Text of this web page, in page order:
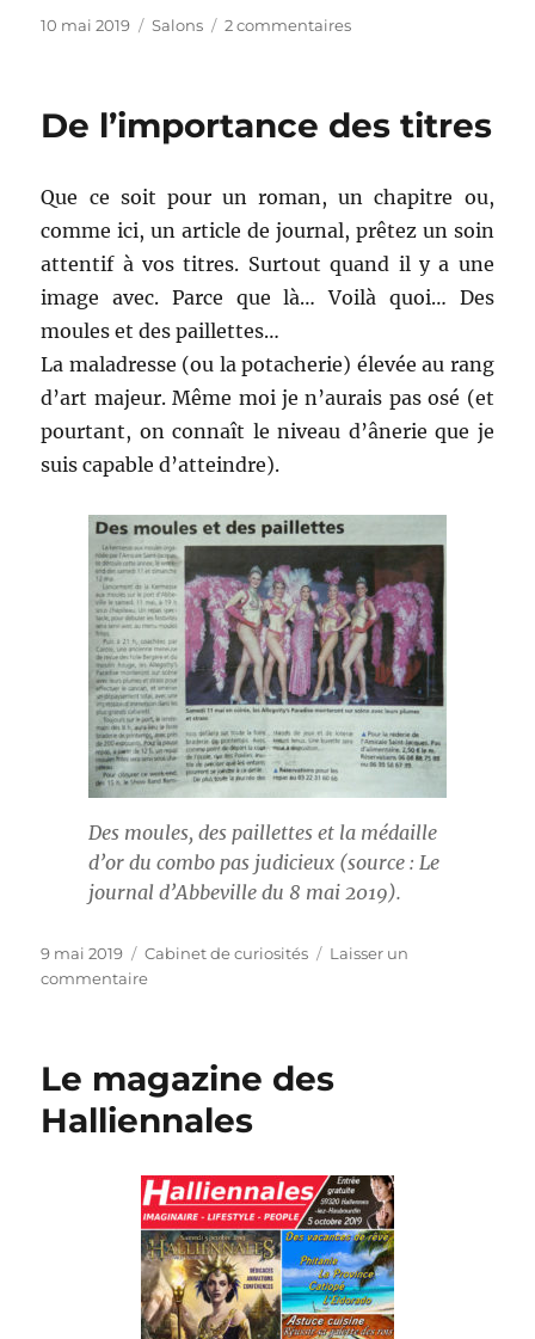
Publié
10 mai 2019 Catégories
Salons 2 commentairessur
stand
De l’importance des titres
Que ce soit pour un roman, un chapitre ou,
comme ici, un article de journal, prêtez un soin
attentif à vos titres. Surtout quand il y a une
image avec. Parce que là… Voilà quoi… Des
moules et des paillettes…
La maladresse (ou la potacherie) élevée au rang
d’art majeur. Même moi je n’aurais pas osé (et
pourtant, on connaît le niveau d’ânerie que je
suis capable d’atteindre).
Des moules, des paillettes et la médaille
d’or du combo pas judicieux (source : Le
journal d’Abbeville du 8 mai 2019).
Publié
le
9 mai 2019 Catégories
Cabinet de curiosités
Laisser un
commentairesur
titres
Le magazine des
Halliennales